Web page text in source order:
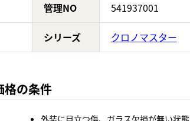
管理NO 541937001
シリーズ クロノマスター
の条件
外装に目立つ傷、ガラス欠損が無い状態